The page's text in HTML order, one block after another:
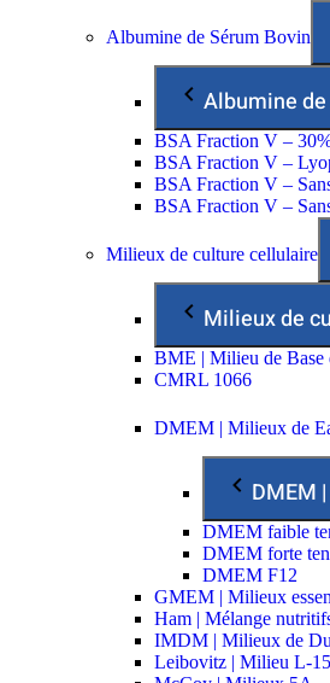
Albumine de Sérum Bovin
Albumine
BSA Fraction V –
BSA Fraction V –
BSA Fraction V –
BSA Fraction V –
Milieux de culture cellulaire
Milieux de
BME | Milieu de Base
CMRL 1066
DMEM | Milieux de
DMEM
DMEM faible
DMEM forte
DMEM F12
GMEM | Milieux
Ham | Mélange
IMDM | Milieux de
Leibovitz | Milieu L-15